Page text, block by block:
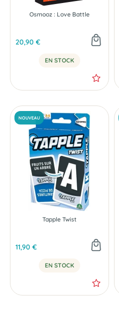
Osmooz : Love Battle
20,90 €
EN STOCK
Tapple Twist
11,90 €
EN STOCK